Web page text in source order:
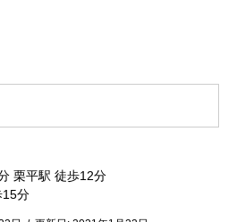
栗平駅 徒歩12分
15分